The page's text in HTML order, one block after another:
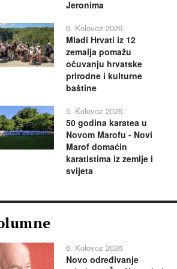
Jeronima
6. Kolovoz 2026.
Mladi Hrvati iz 12
zemalja pomažu
očuvanju hrvatske
prirodne i kulturne
baštine
5. Kolovoz 2026.
50 godina karatea u
Novom Marofu - Novi
Marof domaćin
karatistima iz zemlje i
svijeta
6. Kolovoz 2026.
Novo određivanje